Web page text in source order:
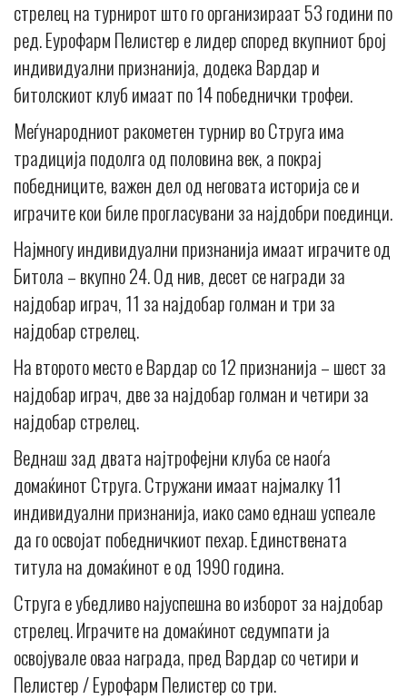
стрелец на турнирот што го организираат 53 години по
ред. Еурофарм Пелистер е лидер според вкупниот број
индивидуални признанија, додека Вардар и
битолскиот клуб имаат по 14 победнички трофеи.
Меѓународниот ракометен турнир во Струга има
традиција подолга од половина век, а покрај
победниците, важен дел од неговата историја се и
играчите кои биле прогласувани за најдобри поединци.
Најмногу индивидуални признанија имаат играчите од
Битола – вкупно 24. Од нив, десет се награди за
најдобар играч, 11 за најдобар голман и три за
најдобар стрелец.
На второто место е Вардар со 12 признанија – шест за
најдобар играч, две за најдобар голман и четири за
најдобар стрелец.
Веднаш зад двата најтрофејни клуба се наоѓа
домаќинот Струга. Стружани имаат најмалку 11
индивидуални признанија, иако само еднаш успеале
да го освојат победничкиот пехар. Единствената
титула на домаќинот е од 1990 година.
Струга е убедливо најуспешна во изборот за најдобар
стрелец. Играчите на домаќинот седумпати ја
освојувале оваа награда, пред Вардар со четири и
Пелистер / Еурофарм Пелистер со три.